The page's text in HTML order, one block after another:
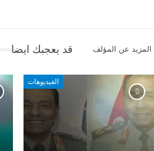
قد يعجبك ايضا المزيد عن المؤلف
الفيديوهات